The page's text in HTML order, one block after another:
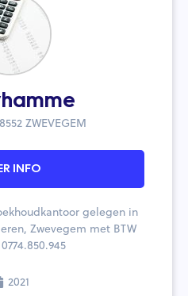
ZWEVEGEM
INFO
gelegen in
Zwevegem met BTW
2021